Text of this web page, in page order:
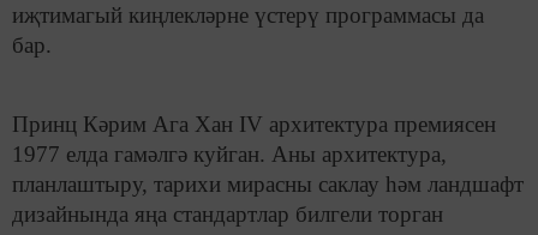
иҗтимагый киңлекләрне үстерү программасы да
бар.
Принц Кәрим Ага Хан IV архитектура премиясен
1977 елда гамәлгә куйган. Аны архитектура,
планлаштыру, тарихи мирасны саклау һәм ландшафт
дизайнында яңа стандартлар билгели торган